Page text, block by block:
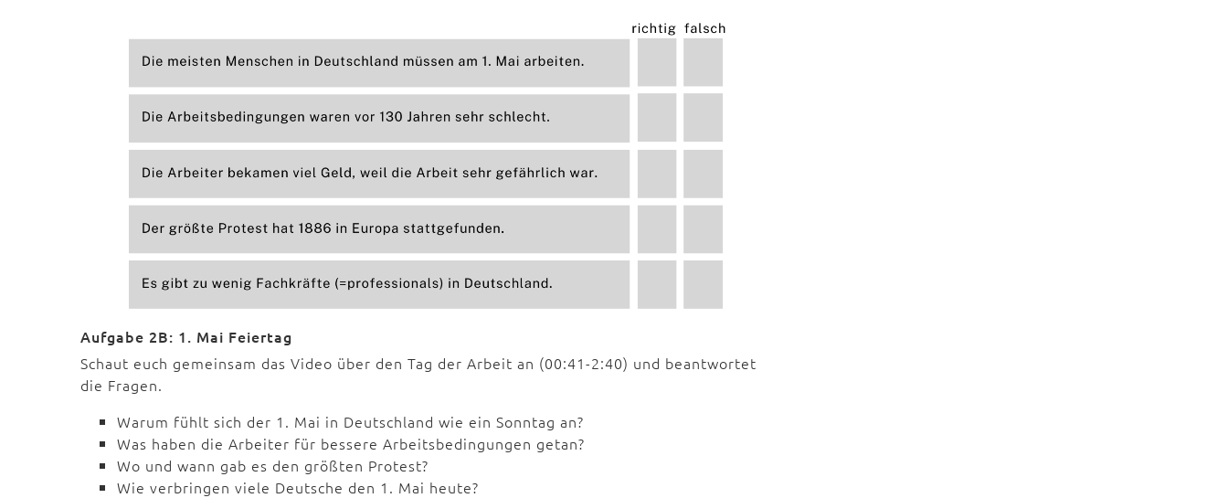
Aufgabe 2B: 1. Mai Feiertag
Schaut euch gemeinsam das Video über den Tag der Arbeit an (00:41-2:40) und beantwortet
die Fragen.
Warum fühlt sich der 1. Mai in Deutschland wie ein Sonntag an?
Was haben die Arbeiter für bessere Arbeitsbedingungen getan?
Wo und wann gab es den größten Protest?
Wie verbringen viele Deutsche den 1. Mai heute?